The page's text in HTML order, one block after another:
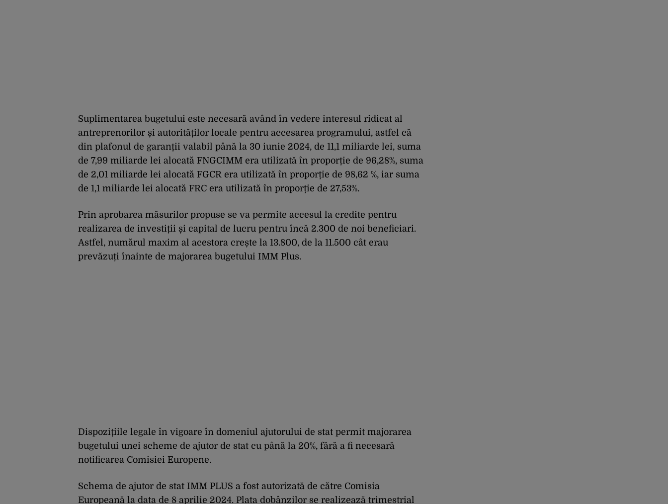
Suplimentarea bugetului este necesară având în vedere interesul ridicat al
antreprenorilor și autorităților locale pentru accesarea programului, astfel că
din plafonul de garanții valabil până la 30 iunie 2024, de 11,1 miliarde lei, suma
de 7,99 miliarde lei alocată FNGCIMM era utilizată în proporție de 96,28%, suma
de 2,01 miliarde lei alocată FGCR era utilizată în proporție de 98,62 %, iar suma
de 1,1 miliarde lei alocată FRC era utilizată în proporție de 27,53%.
Prin aprobarea măsurilor propuse se va permite accesul la credite pentru
realizarea de investiții și capital de lucru pentru încă 2.300 de noi beneficiari.
Astfel, numărul maxim al acestora crește la 13.800, de la 11.500 cât erau
prevăzuți înainte de majorarea bugetului IMM Plus.
Dispozițiile legale în vigoare în domeniul ajutorului de stat permit majorarea
bugetului unei scheme de ajutor de stat cu până la 20%, fără a fi necesară
notificarea Comisiei Europene.
Schema de ajutor de stat IMM PLUS a fost autorizată de către Comisia
Europeană la data de 8 aprilie 2024. Plata dobânzilor se realizează trimestrial